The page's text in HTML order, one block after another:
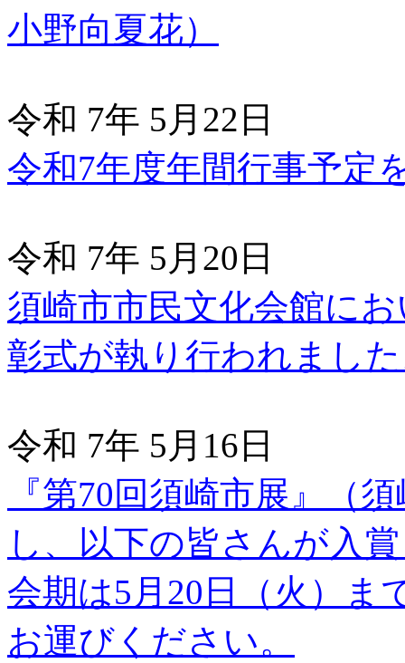
小野向夏花）
令和 7年 5月22日
令和7年度年間行事予定
令和 7年 5月20日
須崎市市民文化会館に
彰式が執り行われまし
令和 7年 5月16日
『第70回須崎市展』（
し、以下の皆さんが入
会期は5月20日（火）ま
お運びください。